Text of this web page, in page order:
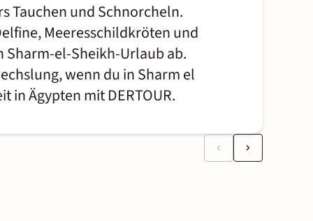
Tauchen und Schnorcheln.
Meeresschildkröten und
el-Sheikh-Urlaub ab.
wenn du in Sharm el
Ägypten mit DERTOUR.